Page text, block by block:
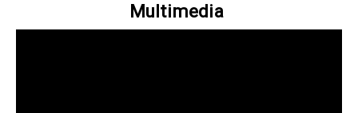
Multimedia